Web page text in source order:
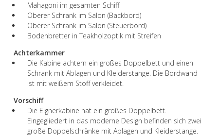
Mahagoni im gesamten Schiff
Oberer Schrank im Salon (Backbord)
Oberer Schrank im Salon (Steuerbord)
Bodenbretter in Teakholzoptik mit Streifen
Achterkammer
Die Kabine achtern ein großes Doppelbett und einen
Schrank mit Ablagen und Kleiderstange. Die Bordwand
ist mit weißem Stoff verkleidet.
Vorschiff
Die Eignerkabine hat ein großes Doppelbett.
Eingegliedert in das moderne Design befinden sich zwei
große Doppelschränke mit Ablagen und Kleiderstange.